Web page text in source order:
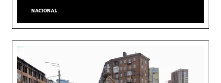
NACIONAL